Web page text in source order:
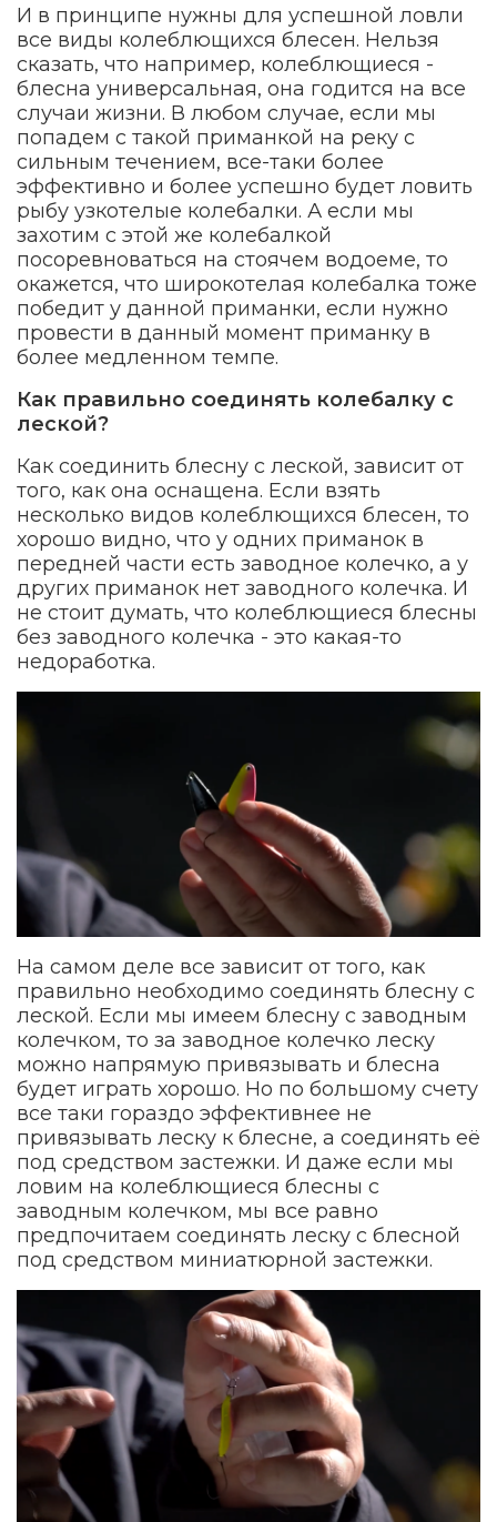
И в принципе нужны для успешной ловли
все виды колеблющихся блесен. Нельзя
сказать, что например, колеблющиеся -
блесна универсальная, она годится на все
случаи жизни. В любом случае, если мы
попадем с такой приманкой на реку с
сильным течением, все-таки более
эффективно и более успешно будет ловить
рыбу узкотелые колебалки. А если мы
захотим с этой же колебалкой
посоревноваться на стоячем водоеме, то
окажется, что широкотелая колебалка тоже
победит у данной приманки, если нужно
провести в данный момент приманку в
более медленном темпе.
Как правильно соединять колебалку с
леской?
Как соединить блесну с леской, зависит от
того, как она оснащена. Если взять
несколько видов колеблющихся блесен, то
хорошо видно, что у одних приманок в
передней части есть заводное колечко, а у
других приманок нет заводного колечка. И
не стоит думать, что колеблющиеся блесны
без заводного колечка - это какая-то
недоработка.
На самом деле все зависит от того, как
правильно необходимо соединять блесну с
леской. Если мы имеем блесну с заводным
колечком, то за заводное колечко леску
можно напрямую привязывать и блесна
будет играть хорошо. Но по большому счету
все таки гораздо эффективнее не
привязывать леску к блесне, а соединять её
под средством застежки. И даже если мы
ловим на колеблющиеся блесны с
заводным колечком, мы все равно
предпочитаем соединять леску с блесной
под средством миниатюрной застежки.